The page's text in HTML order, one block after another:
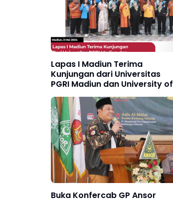
Lapas I Madiun Terima
Kunjungan dari Universitas
PGRI Madiun dan University of
Science and Technology
Filipina
Buka Konfercab GP Ansor